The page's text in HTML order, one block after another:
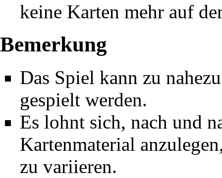
keine Karten mehr auf
Bemerkung
Das Spiel kann zu
gespielt werden.
Es lohnt sich, nach und
Kartenmaterial
zu variieren.